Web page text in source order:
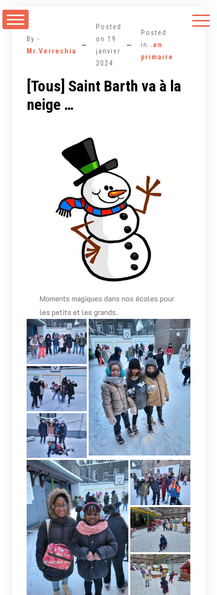
au
By -
Mr.Verrechia
Posted
on 19
janvier
2024
Posted
in .en
primaire
[Tous] Saint Barth va à la
neige …
Moments magiques dans nos écoles pour
les petits et les grands.